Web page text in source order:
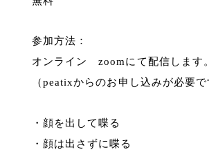
参加方法：
オンライン zoomにて配信します。
（peatixからのお申し込みが必要で
・顔を出して喋る
・顔は出さずに喋る